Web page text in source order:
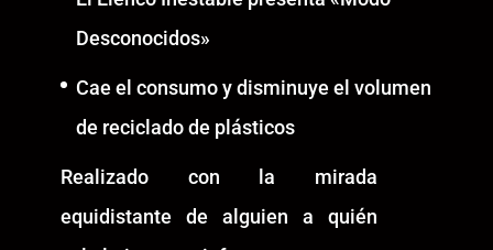
Desconocidos»
Cae el consumo y disminuye el volumen
de reciclado de plásticos
Realizado con la mirada
equidistante de alguien a quién